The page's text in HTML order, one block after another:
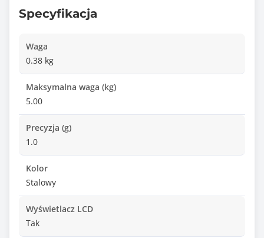
Specyfikacja
Waga
0.38 kg
Maksymalna waga (kg)
5.00
Precyzja (g)
1.0
Kolor
Stalowy
Wyświetlacz LCD
Tak